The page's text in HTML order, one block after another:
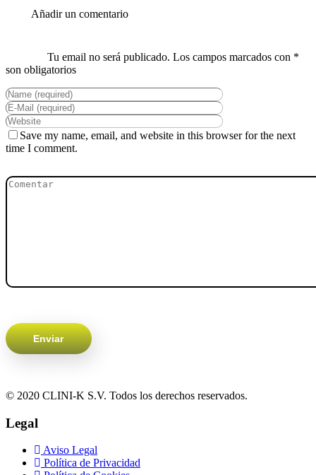
Save my name, email, and website in this browser for the next
time I comment.
© 2020 CLINI-K S.V. Todos los derechos reservados.
Legal
Aviso Legal
Política de Privacidad